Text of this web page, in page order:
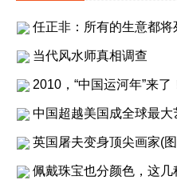
任正非：所有的生意都
当代风水师真相调查
2010，“中国运河年”来了
中国超越美国成全球最大
英国屠夫变身顶尖画家(
佩戴珠宝也分颜色，这